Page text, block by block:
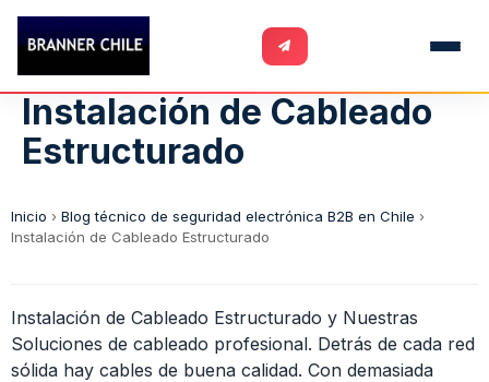
Instalación de Cableado
Estructurado
Inicio › Blog técnico de seguridad electrónica B2B en Chile ›
Instalación de Cableado Estructurado
Instalación de Cableado Estructurado y Nuestras
Soluciones de cableado profesional. Detrás de cada red
sólida hay cables de buena calidad. Con demasiada